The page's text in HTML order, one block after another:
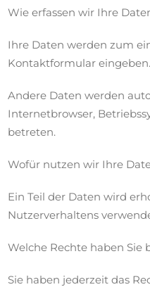
Wie erfassen wir Ihre
Ihre Daten werden zum
Kontaktformular eingeben.
Andere Daten werden
Internetbrowser,
betreten.
Wofür nutzen wir Ihre
Ein Teil der Daten wird
Nutzerverhaltens
Welche Rechte haben Sie
Sie haben jederzeit das